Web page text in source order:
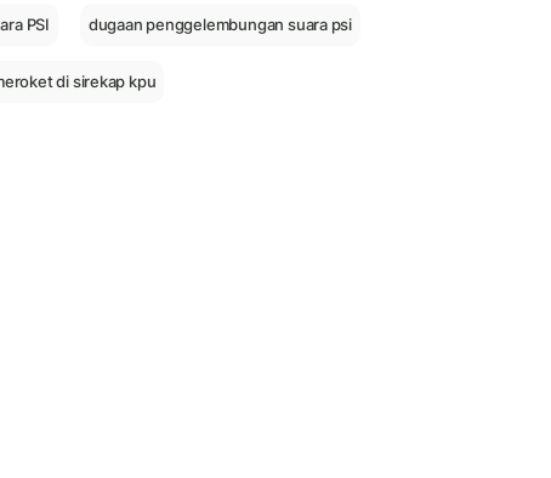
PSI dugaan penggelembungan suara psi
di sirekap kpu